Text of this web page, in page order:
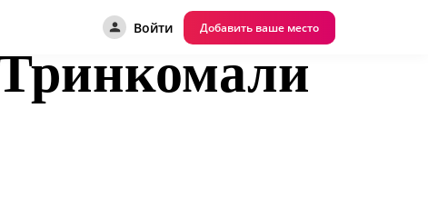
Войти Добавить ваше место